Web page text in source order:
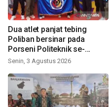
Dua atlet panjat tebing
Poliban bersinar pada
Porseni Politeknik se-
Indonesia 2026
Senin, 3 Agustus 2026